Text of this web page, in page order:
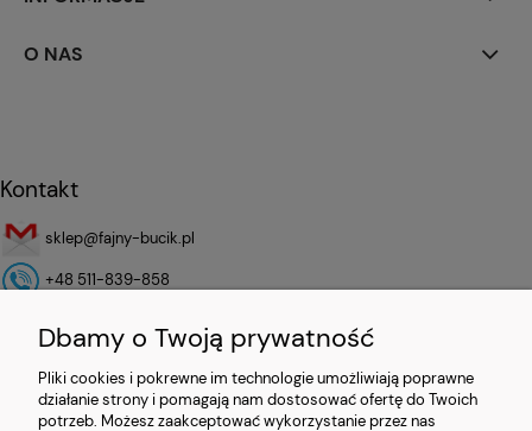
O NAS
Kontakt
sklep@fajny-bucik.pl
+48 511-839-858
Operator Płatności
Dbamy o Twoją prywatność
Pliki cookies i pokrewne im technologie umożliwiają poprawne
działanie strony i pomagają nam dostosować ofertę do Twoich
potrzeb. Możesz zaakceptować wykorzystanie przez nas